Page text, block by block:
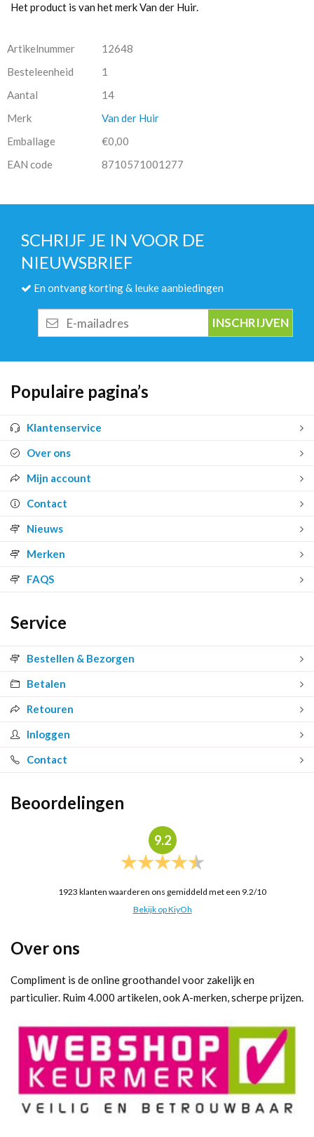
Het product is van het merk Van der Huir.
Artikelnummer
12648
Besteleenheid
1
Aantal
14
Merk
Van der Huir
Emballage
€0,00
EAN code
8710571001277
SCHRIJF JE IN VOOR DE
NIEUWSBRIEF
En ontvang korting & leuke aanbiedingen
mailadres
Populaire pagina’s
Klantenservice
Over ons
Mijn account
Contact
Nieuws
Merken
FAQS
Service
Bestellen & Bezorgen
Betalen
Retouren
Inloggen
Contact
Beoordelingen
9.2
1923 klanten waarderen ons gemiddeld met een 9.2/10
Bekijk op KiyOh
Over ons
Compliment is de online groothandel voor zakelijk en
particulier. Ruim 4.000 artikelen, ook A-merken, scherpe prijzen.